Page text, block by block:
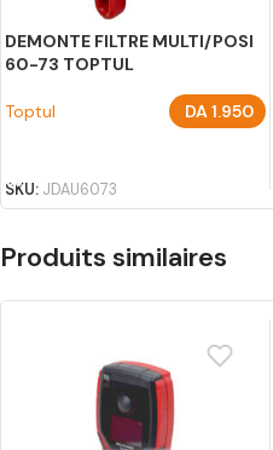
DEMONTE FILTRE MULTI/POSI
60-73 TOPTUL
Toptul DA1.950
SKU: JDAU6073
Produits similaires